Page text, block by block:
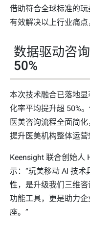
借助符合全球标准的
有效解决以上行业痛点
数据驱动咨
50%
本次技术融合已落地
化率平均提升超 50%
医美咨询流程全面简
提升医美机构整体运营
Keensight 联合创始人
示：“玩美移动 AI 技
性，是升级我们三维
功能工具，更是助力
座。”